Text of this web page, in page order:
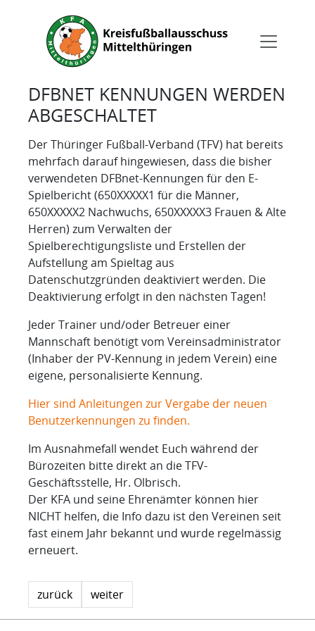
DFBNET KENNUNGEN WERDEN
ABGESCHALTET
Der Thüringer Fußball-Verband (TFV) hat bereits
mehrfach darauf hingewiesen, dass die bisher
verwendeten DFBnet-Kennungen für den E-
Spielbericht (650XXXXX1 für die Männer,
650XXXXX2 Nachwuchs, 650XXXXX3 Frauen & Alte
Herren) zum Verwalten der
Spielberechtigungsliste und Erstellen der
Aufstellung am Spieltag aus
Datenschutzgründen deaktiviert werden. Die
Deaktivierung erfolgt in den nächsten Tagen!
Jeder Trainer und/oder Betreuer einer
Mannschaft benötigt vom Vereinsadministrator
(Inhaber der PV-Kennung in jedem Verein) eine
eigene, personalisierte Kennung.
Hier sind Anleitungen zur Vergabe der neuen
Benutzerkennungen zu finden.
Im Ausnahmefall wendet Euch während der
Bürozeiten bitte direkt an die TFV-
Geschäftsstelle, Hr. Olbrisch.
Der KFA und seine Ehrenämter können hier
NICHT helfen, die Info dazu ist den Vereinen seit
fast einem Jahr bekannt und wurde regelmässig
erneuert.
zurück weiter